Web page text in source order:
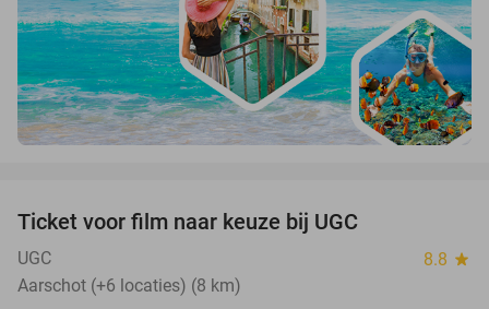
Ticket voor film naar keuze bij UGC
UGC 8.8 star
Aarschot (+6 locaties) (8 km)